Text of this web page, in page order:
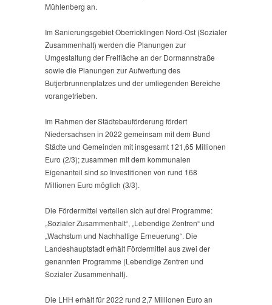
Mühlenberg an.
Im Sanierungsgebiet Oberricklingen Nord-Ost (Sozialer
Zusammenhalt) werden die Planungen zur
Umgestaltung der Freifläche an der Dormannstraße
sowie die Planungen zur Aufwertung des
Butjerbrunnenplatzes und der umliegenden Bereiche
vorangetrieben.
Im Rahmen der Städtebauförderung fördert
Niedersachsen in 2022 gemeinsam mit dem Bund
Städte und Gemeinden mit insgesamt 121,65 Millionen
Euro (2/3); zusammen mit dem kommunalen
Eigenanteil sind so Investitionen von rund 168
Millionen Euro möglich (3/3).
Die Fördermittel verteilen sich auf drei Programme:
„Sozialer Zusammenhalt“, „Lebendige Zentren“ und
„Wachstum und Nachhaltige Erneuerung“. Die
Landeshauptstadt erhält Fördermittel aus zwei der
genannten Programme (Lebendige Zentren und
Sozialer Zusammenhalt).
Die LHH erhält für 2022 rund 2,7 Millionen Euro an